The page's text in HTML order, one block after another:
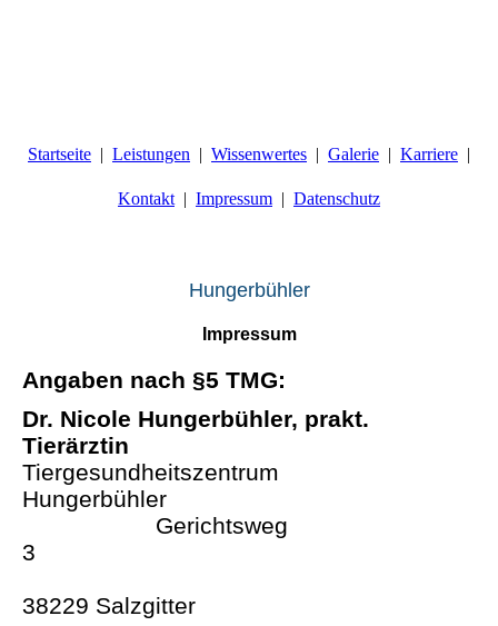
Startseite Leistungen Wissenwertes Galerie Karriere
Kontakt Impressum Datenschutz
Hungerbühler
Impressum
Angaben nach §5 TMG:
Dr. Nicole Hungerbühler, prakt.
Tierärztin
Tiergesundheitszentrum
Hungerbühler
Gerichtsweg
3
38229 Salzgitter